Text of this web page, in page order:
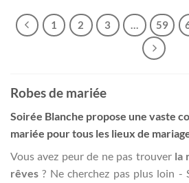
1 2 3 59
Robes de mariée
Soirée Blanche propose une vaste
mariée pour tous les lieux de
Vous avez peur de ne pas trouver la
rêves ? Ne cherchez pas plus loin -